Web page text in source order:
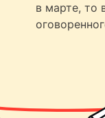
в марте, то